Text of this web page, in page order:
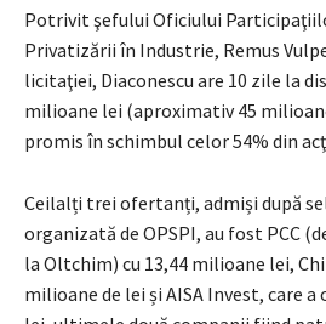
Potrivit şefului Oficiului
Privatizării în Industrie, Remus
licitaţiei, Diaconescu are 10 zile la
milioane lei (aproximativ 45
promis în schimbul celor 54% din
Ceilalți trei ofertanți, admiși după
organizată de OPSPI, au fost PCC
la Oltchim) cu 13,44 milioane lei,
milioane de lei și AISA Invest, care